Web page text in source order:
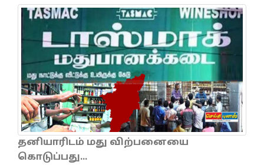
தனியாரிடம் மது விற்பனையை
கொடுப்பது...